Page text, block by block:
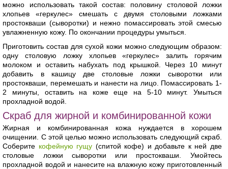
можно использовать такой состав: половину столовой ложки
хлопьев «геркулес» смешать с двумя столовыми ложками
простокваши (сыворотки) и нежно помассировать этой смесью
увлажненную кожу. По окончании процедуры умыться.
Приготовить состав для сухой кожи можно следующим образом:
одну столовую ложку хлопьев «геркулес» залить горячим
молоком и оставить набухать под крышкой. Через 10 минут
добавить в кашицу две столовые ложки сыворотки или
простокваши, перемешать и нанести на лицо. Помассировать 1-
2 минуты, оставить на коже еще на 5-10 минут. Умыться
прохладной водой.
Скраб для жирной и комбинированной кожи
Жирная и комбинированная кожа нуждается в хорошем
очищении. С этой целью можно использовать следующий скраб.
Соберите кофейную гущу (спитой кофе) и добавьте к ней две
столовые ложки сыворотки или простокваши. Умойтесь
прохладной водой и нанесите на влажную кожу приготовленный